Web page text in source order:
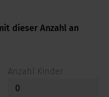
dieser Anzahl an
Anzahl Kinder